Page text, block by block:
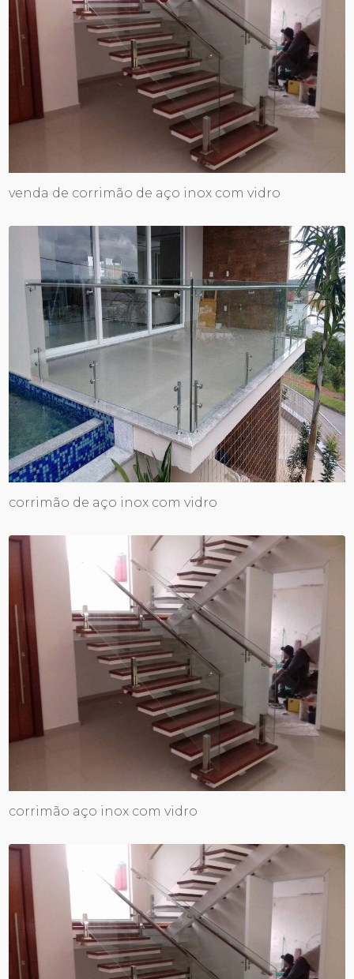
venda de corrimão de aço inox com vidro
corrimão de aço inox com vidro
corrimão aço inox com vidro